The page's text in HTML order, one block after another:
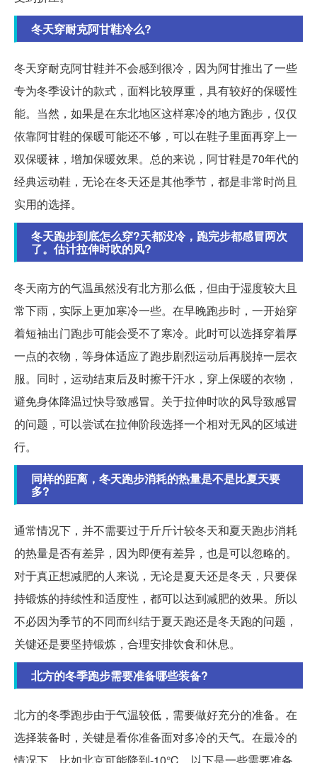
冬天穿耐克阿甘鞋冷么?
冬天穿耐克阿甘鞋并不会感到很冷，因为阿甘推出了一些
专为冬季设计的款式，面料比较厚重，具有较好的保暖性
能。当然，如果是在东北地区这样寒冷的地方跑步，仅仅
依靠阿甘鞋的保暖可能还不够，可以在鞋子里面再穿上一
双保暖袜，增加保暖效果。总的来说，阿甘鞋是70年代的
经典运动鞋，无论在冬天还是其他季节，都是非常时尚且
实用的选择。
冬天跑步到底怎么穿?天都没冷，跑完步都感冒两次
了。估计拉伸时吹的风?
冬天南方的气温虽然没有北方那么低，但由于湿度较大且
常下雨，实际上更加寒冷一些。在早晚跑步时，一开始穿
着短袖出门跑步可能会受不了寒冷。此时可以选择穿着厚
一点的衣物，等身体适应了跑步剧烈运动后再脱掉一层衣
服。同时，运动结束后及时擦干汗水，穿上保暖的衣物，
避免身体降温过快导致感冒。关于拉伸时吹的风导致感冒
的问题，可以尝试在拉伸阶段选择一个相对无风的区域进
行。
同样的距离，冬天跑步消耗的热量是不是比夏天要
多?
通常情况下，并不需要过于斤斤计较冬天和夏天跑步消耗
的热量是否有差异，因为即便有差异，也是可以忽略的。
对于真正想减肥的人来说，无论是夏天还是冬天，只要保
持锻炼的持续性和适度性，都可以达到减肥的效果。所以
不必因为季节的不同而纠结于夏天跑还是冬天跑的问题，
关键还是要坚持锻炼，合理安排饮食和休息。
北方的冬季跑步需要准备哪些装备?
北方的冬季跑步由于气温较低，需要做好充分的准备。在
选择装备时，关键是看你准备面对多冷的天气。在最冷的
情况下，比如北京可能降到-10℃，以下是一些需要准备